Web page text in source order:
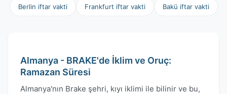
Berlin iftar vakti Frankfurt iftar vakti Bakü iftar vakti
Almanya - BRAKE'de İklim ve Oruç:
Ramazan Süresi
Almanya'nın Brake şehri, kıyı iklimi ile bilinir ve bu,